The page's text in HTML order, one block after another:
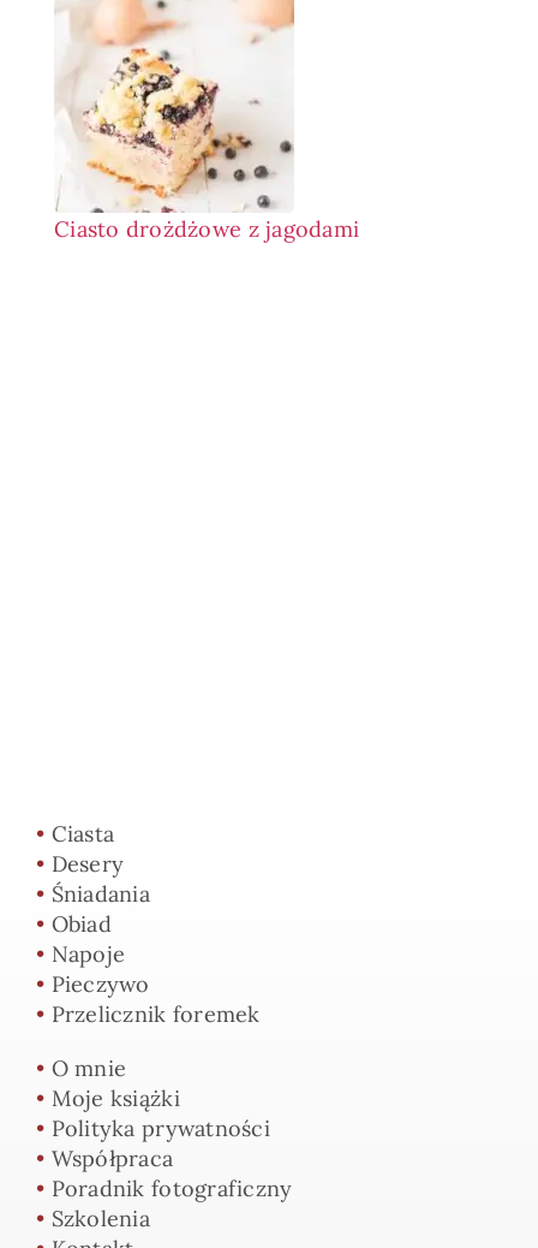
Ciasto drożdżowe z jagodami
• Ciasta
• Desery
• Śniadania
• Obiad
• Napoje
• Pieczywo
• Przelicznik foremek
• O mnie
• Moje książki
• Polityka prywatności
• Współpraca
• Poradnik fotograficzny
• Szkolenia